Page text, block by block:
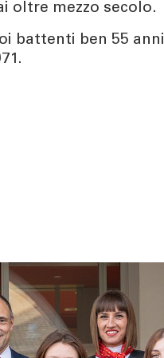
oltre mezzo secolo.
battenti ben 55 anni